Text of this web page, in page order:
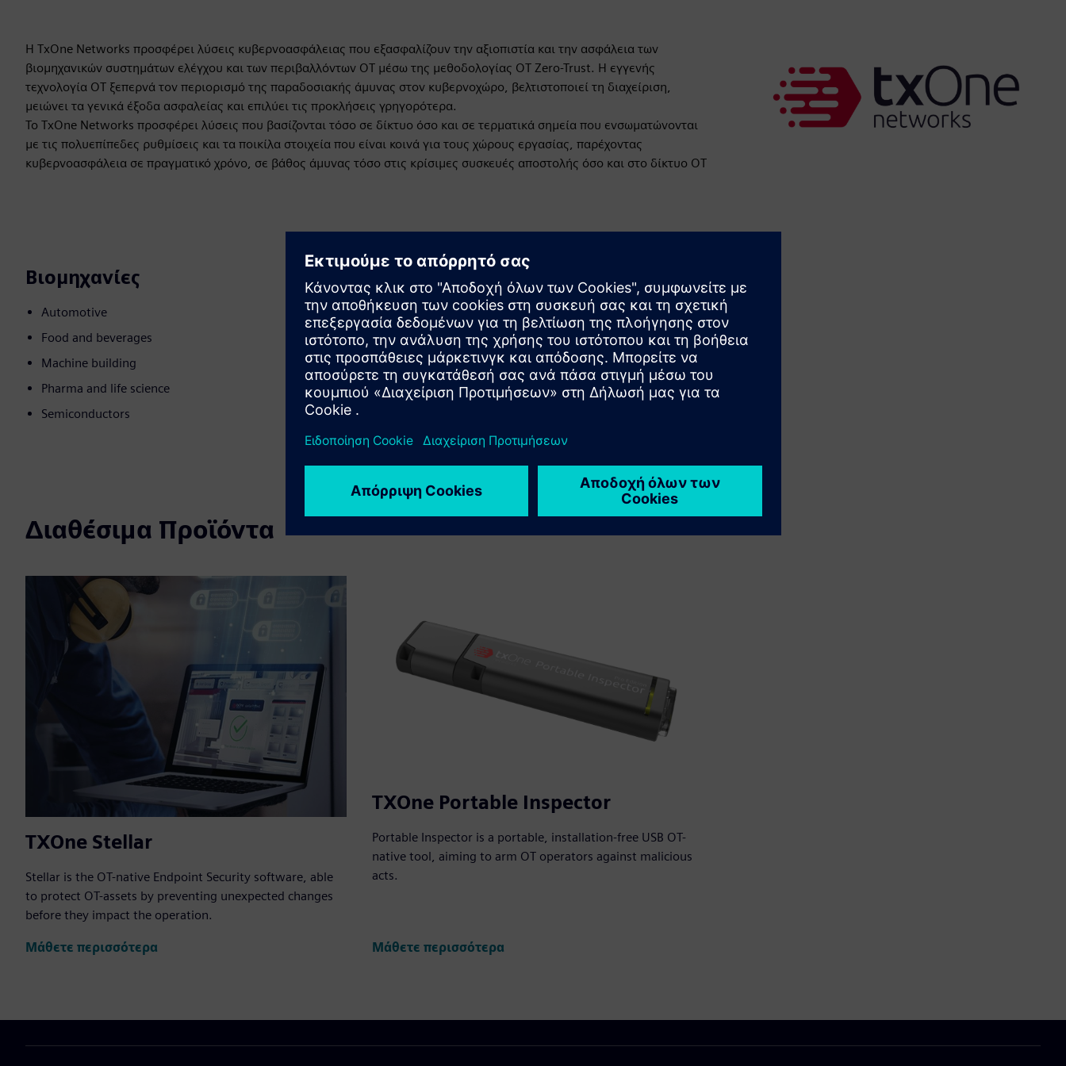
Η TxOne Networks προσφέρει λύσεις κυβερνοασφάλειας που εξασφαλίζουν την αξιοπιστία και την ασφάλεια των
βιομηχανικών συστημάτων ελέγχου και των περιβαλλόντων OT μέσω της μεθοδολογίας OT Zero-Trust. Η εγγενής
τεχνολογία OT ξεπερνά τον περιορισμό της παραδοσιακής άμυνας στον κυβερνοχώρο, βελτιστοποιεί τη διαχείριση,
μειώνει τα γενικά έξοδα ασφαλείας και επιλύει τις προκλήσεις γρηγορότερα.
Το TxOne Networks προσφέρει λύσεις που βασίζονται τόσο σε δίκτυο όσο και σε τερματικά σημεία που ενσωματώνονται
με τις πολυεπίπεδες ρυθμίσεις και τα ποικίλα στοιχεία που είναι κοινά για τους χώρους εργασίας, παρέχοντας
κυβερνοασφάλεια σε πραγματικό χρόνο, σε βάθος άμυνας τόσο στις κρίσιμες συσκευές αποστολής όσο και στο δίκτυο OT
Βιομηχανίες
Automotive
Food and beverages
Machine building
Pharma and life science
Semiconductors
Κίνηση
Build
Επεκτείνει ή βασίζεται σε ένα προϊόν/λύση Siemens
Xcelerator δημιουργώντας ένα νέο προϊόν ή δημιουργεί
μια νέα λύση για πελάτη μέσω της ενσωμάτωσης του
προϊόντος Siemens Xcelerator με το δικό του προϊόν
Διαθέσιμα Προϊόντα
TXOne Stellar
Stellar is the OT-native Endpoint Security software, able
to protect OT-assets by preventing unexpected changes
before they impact the operation.
Μάθετε περισσότερα
TXOne Portable Inspector
Portable Inspector is a portable, installation-free USB OT-
native tool, aiming to arm OT operators against malicious
acts.
Μάθετε περισσότερα